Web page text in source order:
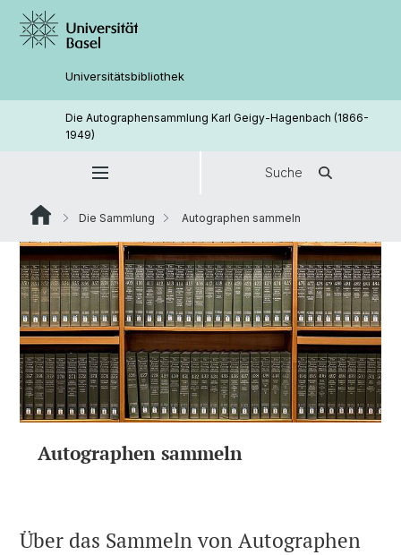
Universitätsbibliothek
Die Autographensammlung Karl Geigy-Hagenbach (1866-
1949)
Suche
Die Sammlung Autographen sammeln
Autographen sammeln
Über das Sammeln von Autographen